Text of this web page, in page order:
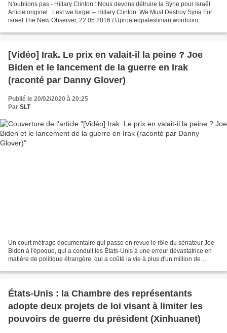
N'oublions pas - Hillary Clinton : Nous devons détruire la Syrie pour Israël
Article originel : Lest we forget – Hillary Clinton: We Must Destroy Syria For
israel The New Observer, 22.05.2016 / Uproatedpalestinian.wordcom,
[Vidéo] Irak. Le prix en valait-il la peine ? Joe
Biden et le lancement de la guerre en Irak
(raconté par Danny Glover)
Publié le 20/02/2020 à 20:25
Par SLT
Un court métrage documentaire qui passe en revue le rôle du sénateur Joe
Biden à l'époque, qui a conduit les États-Unis à une erreur dévastatrice en
matière de politique étrangère, qui a coûté la vie à plus d'un million de
États-Unis : la Chambre des représentants
adopte deux projets de loi visant à limiter les
pouvoirs de guerre du président (Xinhuanet)